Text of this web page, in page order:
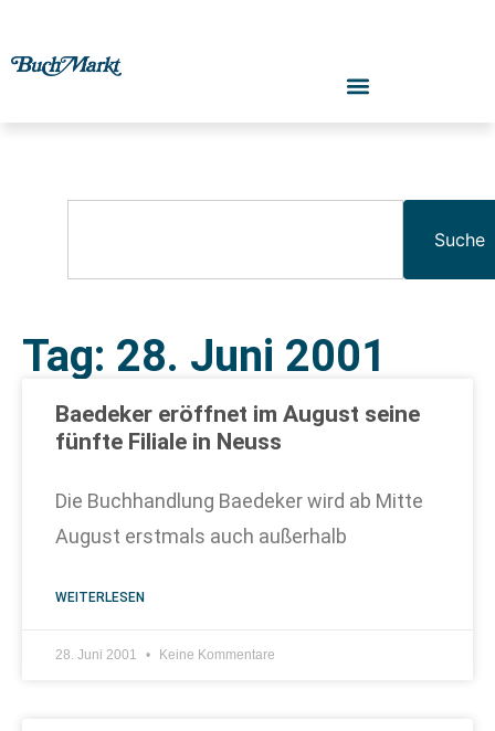
Suche
Tag: 28. Juni 2001
Baedeker eröffnet im August seine
fünfte Filiale in Neuss
Die Buchhandlung Baedeker wird ab Mitte
August erstmals auch außerhalb
WEITERLESEN
28. Juni 2001 Keine Kommentare